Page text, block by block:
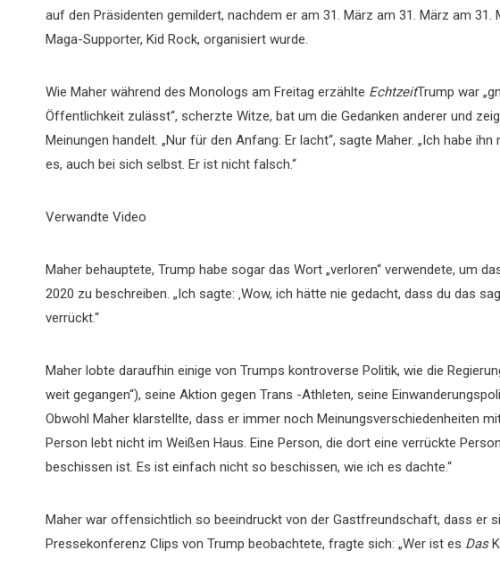
auf den Präsidenten gemildert, nachdem er am 31. März am 31. März am
Maga-Supporter, Kid Rock, organisiert wurde.
Wie Maher während des Monologs am Freitag erzählte EchtzeitTrump war
Öffentlichkeit zulässt“, scherzte Witze, bat um die Gedanken anderer und
Meinungen handelt. „Nur für den Anfang: Er lacht“, sagte Maher. „Ich habe
es, auch bei sich selbst. Er ist nicht falsch.“
Verwandte Video
Maher behauptete, Trump habe sogar das Wort „verloren“ verwendete, um
2020 zu beschreiben. „Ich sagte: ‚Wow, ich hätte nie gedacht, dass du das
verrückt.“
Maher lobte daraufhin einige von Trumps kontroverse Politik, wie die
weit gegangen“), seine Aktion gegen Trans -Athleten, seine
Obwohl Maher klarstellte, dass er immer noch Meinungsverschiedenheiten
Person lebt nicht im Weißen Haus. Eine Person, die dort eine verrückte
beschissen ist. Es ist einfach nicht so beschissen, wie ich es dachte.“
Maher war offensichtlich so beeindruckt von der Gastfreundschaft, dass er
Pressekonferenz Clips von Trump beobachtete, fragte sich: „Wer ist es Das